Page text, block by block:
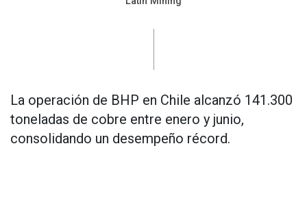
La operación de BHP en Chile alcanzó 141.300
toneladas de cobre entre enero y junio,
consolidando un desempeño récord.